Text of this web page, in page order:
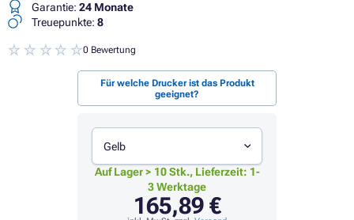
Garantie: 24 Monate
Treuepunkte: 8
0 Bewertung
Für welche Drucker ist das Produkt
geeignet?
Gelb
Auf Lager > 10 Stk., Lieferzeit: 1-
3 Werktage
165,89 €